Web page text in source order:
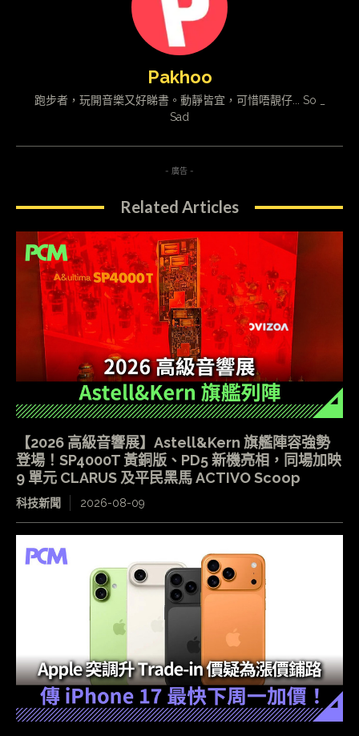
Pakhoo
跑步者，玩開音樂又好睇書。動靜皆宜，可惜唔靚仔... So _
Sad
- 廣告 -
Related Articles
【2026 高級音響展】Astell&Kern 旗艦陣容強勢
登場！SP4000T 黃銅版、PD5 新機亮相，同場加映
9 單元 CLARUS 及平民黑馬 ACTIVO Scoop
科技新聞 2026-08-09